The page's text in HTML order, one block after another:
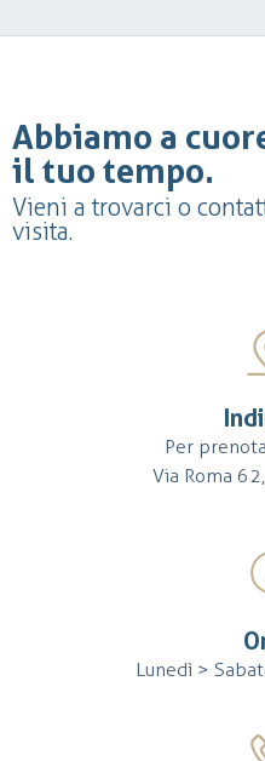
Abbiamo a
il tuo tempo.
Vieni a trovarci o
visita.
Per
Via Roma
Lunedì >